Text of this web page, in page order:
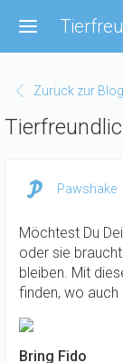
zum
Inhalt
Zurück zur
Pawshake
Möchtest Du
oder sie
bleiben. Mit
finden, wo auch
Bring Fido